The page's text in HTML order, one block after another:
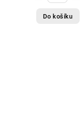
Do košíku